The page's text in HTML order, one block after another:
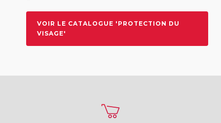
VOIR LE CATALOGUE 'PROTECTION DU
VISAGE'